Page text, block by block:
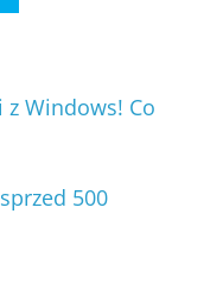
Windows! Co
500